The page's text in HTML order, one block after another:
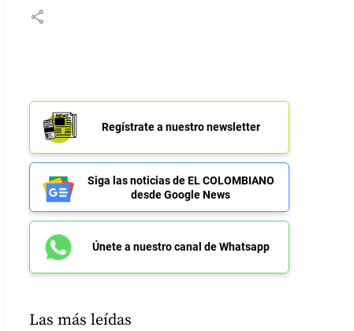
share
Regístrate a nuestro newsletter
Siga las noticias de EL COLOMBIANO
desde Google News
Únete a nuestro canal de Whatsapp
Las más leídas